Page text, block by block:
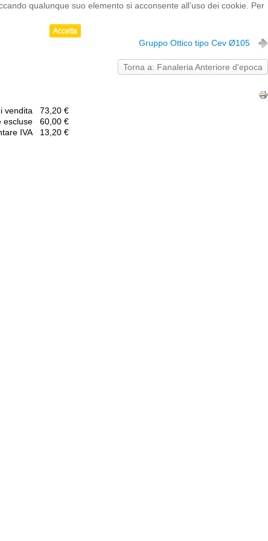
qualunque suo elemento si acconsente all’uso dei cookie. Per
Accetta
Gruppo Ottico tipo Cev Ø105
Torna a: Fanaleria Anteriore d'epoca
vendita
73,20 €
escluse
60,00 €
IVA
13,20 €